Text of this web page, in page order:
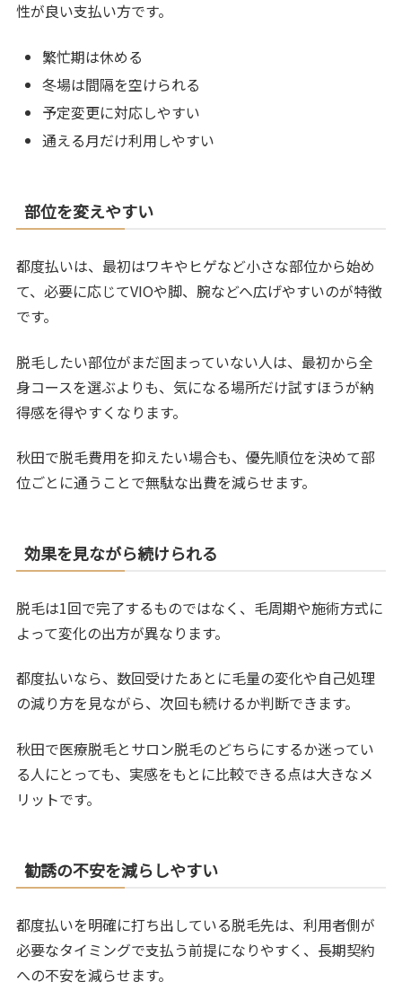
性が良い支払い方です。
繁忙期は休める
冬場は間隔を空けられる
予定変更に対応しやすい
通える月だけ利用しやすい
部位を変えやすい
都度払いは、最初はワキやヒゲなど小さな部位から始め
て、必要に応じてVIOや脚、腕などへ広げやすいのが特徴
です。
脱毛したい部位がまだ固まっていない人は、最初から全
身コースを選ぶよりも、気になる場所だけ試すほうが納
得感を得やすくなります。
秋田で脱毛費用を抑えたい場合も、優先順位を決めて部
位ごとに通うことで無駄な出費を減らせます。
効果を見ながら続けられる
脱毛は1回で完了するものではなく、毛周期や施術方式に
よって変化の出方が異なります。
都度払いなら、数回受けたあとに毛量の変化や自己処理
の減り方を見ながら、次回も続けるか判断できます。
秋田で医療脱毛とサロン脱毛のどちらにするか迷ってい
る人にとっても、実感をもとに比較できる点は大きなメ
リットです。
勧誘の不安を減らしやすい
都度払いを明確に打ち出している脱毛先は、利用者側が
必要なタイミングで支払う前提になりやすく、長期契約
への不安を減らせます。